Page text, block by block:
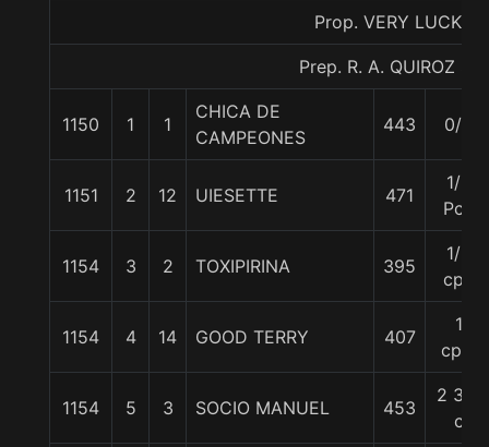
Prop. VERY LUCK
Prep. R. A. QUIROZ S.
1150 1 1
CHICA DE
CAMPEONES
443 0/0
1151 2 12 UIESETTE 471
1/2
Pcz
1154 3 2 TOXIPIRINA 395
1/2
cpo
1154 4 14 GOOD TERRY 407
1
cpo.
1154 5 3 SOCIO MANUEL 453
2 3/4
c